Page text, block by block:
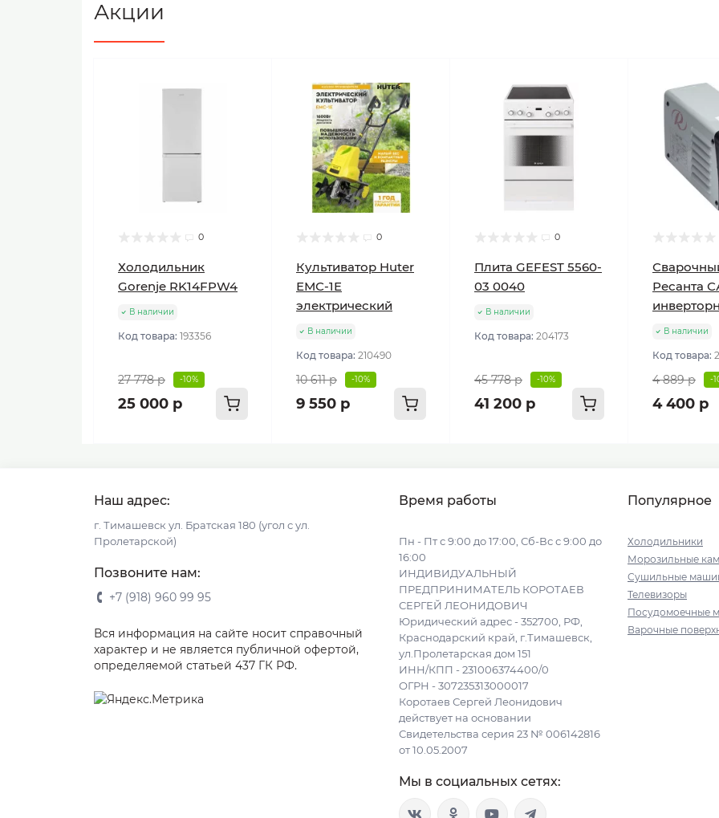
Акции
0
Холодильник
Gorenje RK14FPW4
В наличии
Код товара: 193356
27 778 р -10%
25 000 р
0
Культиватор Huter
ЕМС-1E
электрический
В наличии
Код товара: 210490
10 611 р -10%
9 550 р
0
Плита GEFEST 5560-
03 0040
В наличии
Код товара: 204173
45 778 р -10%
41 200 р
Ресанта
В наличии
Код товара:
4 889 р -
4 400 р
Наш адрес:
г. Тимашевск ул. Братская 180 (угол с ул.
Пролетарской)
Позвоните нам:
+7 (918) 960 99 95
Вся информация на сайте носит справочный
характер и не является публичной офертой,
определяемой статьей 437 ГК РФ.
Время работы
Пн - Пт с 9:00 до 17:00, Сб-Вс с 9:00 до
16:00
ИНДИВИДУАЛЬНЫЙ
ПРЕДПРИНИМАТЕЛЬ КОРОТАЕВ
СЕРГЕЙ ЛЕОНИДОВИЧ
Юридический адрес - 352700, РФ,
Краснодарский край, г.Тимашевск,
ул.Пролетарская дом 151
ИНН/КПП - 231006374400/0
ОГРН - 307235313000017
Коротаев Сергей Леонидович
действует на основании
Свидетельства серия 23 № 006142816
от 10.05.2007
Мы в социальных сетях:
Популярное
Холодильники
Морозильные
Сушильные
Телевизоры
Посудомоечные
Варочные